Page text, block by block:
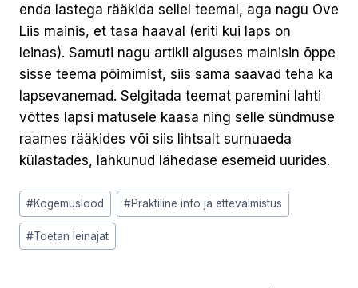
enda lastega rääkida sellel teemal, aga nagu Ove
Liis mainis, et tasa haaval (eriti kui laps on
leinas). Samuti nagu artikli alguses mainisin õppe
sisse teema põimimist, siis sama saavad teha ka
lapsevanemad. Selgitada teemat paremini lahti
võttes lapsi matusele kaasa ning selle sündmuse
raames rääkides või siis lihtsalt surnuaeda
külastades, lahkunud lähedase esemeid uurides.
Post
Tags:
#Kogemuslood #Praktiline info ja ettevalmistus
#Toetan leinajat